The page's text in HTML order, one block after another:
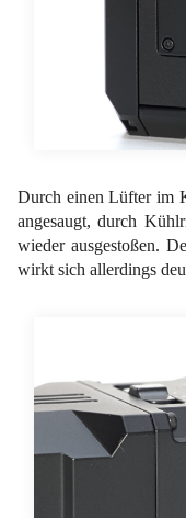
Durch einen Lüfter im
angesaugt, durch
wieder ausgestoßen.
wirkt sich allerdings